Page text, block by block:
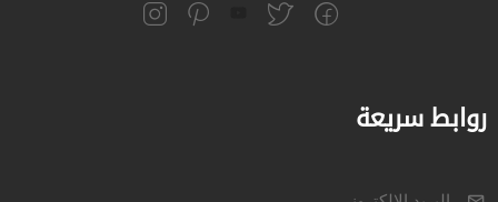
روابط سريعة